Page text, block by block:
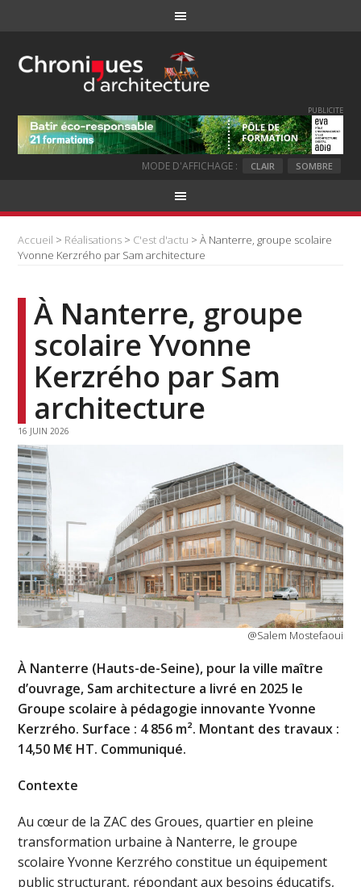
PUBLICITE
MODE D'AFFICHAGE : CLAIR SOMBRE
Accueil > Réalisations > C'est d'actu > À Nanterre, groupe scolaire
Yvonne Kerzrého par Sam architecture
À Nanterre, groupe
scolaire Yvonne
Kerzrého par Sam
architecture
16 JUIN 2026
@Salem Mostefaoui
À Nanterre (Hauts-de-Seine), pour la ville maître
d’ouvrage, Sam architecture a livré en 2025 le
Groupe scolaire à pédagogie innovante Yvonne
Kerzrého. Surface : 4 856 m². Montant des travaux :
14,50 M€ HT. Communiqué.
Contexte
Au cœur de la ZAC des Groues, quartier en pleine
transformation urbaine à Nanterre, le groupe
scolaire Yvonne Kerzrého constitue un équipement
public structurant, répondant aux besoins éducatifs,